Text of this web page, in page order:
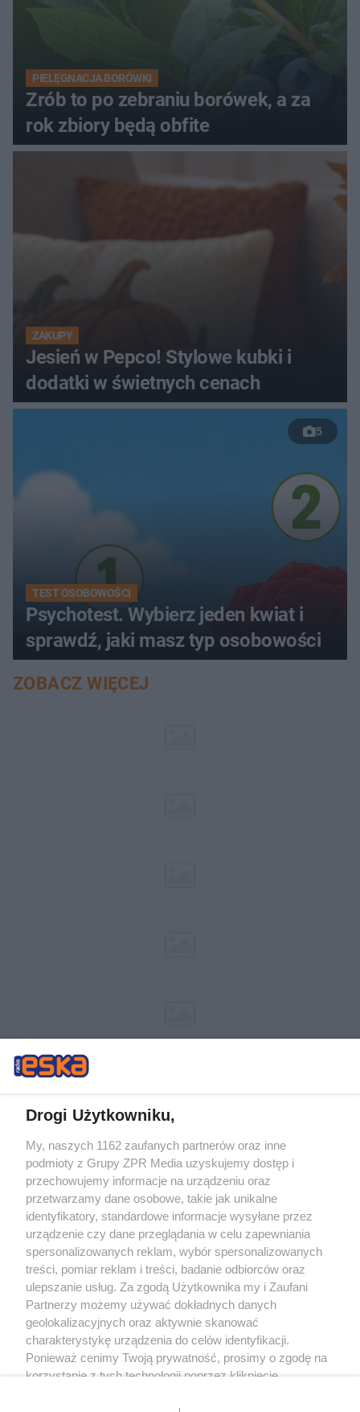
PIELĘGNACJA BORÓWKI
Zrób to po zebraniu borówek, a za
rok zbiory będą obfite
ZAKUPY
Jesień w Pepco! Stylowe kubki i
dodatki w świetnych cenach
5
TEST OSOBOWOŚCI
Psychotest. Wybierz jeden kwiat i
sprawdź, jaki masz typ osobowości
ZOBACZ WIĘCEJ
Żaden utwór zamieszczony w serwisie nie może być powielany i
rozpowszechniany lub dalej rozpowszechniany w jakikolwiek sposób (w
tym także elektroniczny lub mechaniczny) na jakimkolwiek polu
eksploatacji w jakiejkolwiek formie, włącznie z umieszczaniem w Internecie
bez pisemnej zgody właściciela praw. Jakiekolwiek użycie lub
wykorzystanie utworów w całości lub w części z naruszeniem prawa, tzn.
bez właściwej zgody, jest zabronione pod groźbą kary i może być ścigane
prawnie.
O nas
Drogi Użytkowniku,
My, naszych 1162 zaufanych partnerów oraz inne
podmioty z Grupy ZPR Media uzyskujemy dostęp i
przechowujemy informacje na urządzeniu oraz
przetwarzamy dane osobowe, takie jak unikalne
identyfikatory, standardowe informacje wysyłane przez
urządzenie czy dane przeglądania w celu zapewniania
spersonalizowanych reklam, wybór spersonalizowanych
treści, pomiar reklam i treści, badanie odbiorców oraz
ulepszanie usług. Za zgodą Użytkownika my i Zaufani
Partnerzy możemy używać dokładnych danych
geolokalizacyjnych oraz aktywnie skanować
charakterystykę urządzenia do celów identyfikacji.
Ponieważ cenimy Twoją prywatność, prosimy o zgodę na
korzystanie z tych technologii poprzez kliknięcie